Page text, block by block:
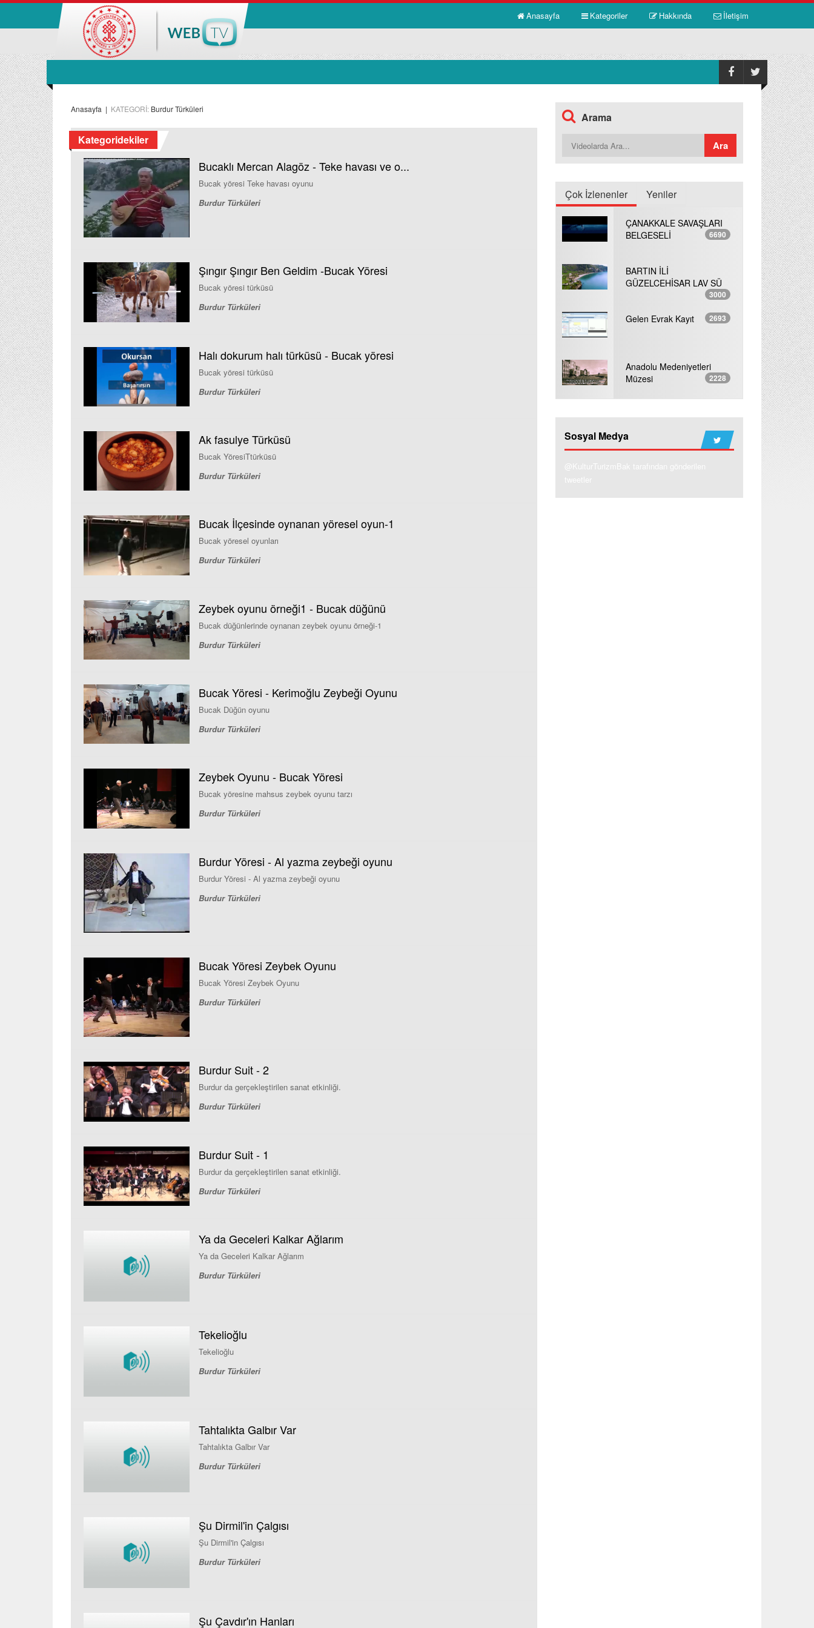
İletişim
Hakkında
Kategoriler
Anasayfa
Anasayfa | KATEGORİ: Burdur Türküleri
Kategoridekiler
Bucaklı Mercan Alagöz - Teke havası ve o...
Bucak yöresi Teke havası oyunu
Burdur Türküleri
Şıngır Şıngır Ben Geldim -Bucak Yöresi
Bucak yöresi türküsü
Burdur Türküleri
Halı dokurum halı türküsü - Bucak yöresi
Bucak yöresi türküsü
Burdur Türküleri
Ak fasulye Türküsü
Bucak YöresiTtürküsü
Burdur Türküleri
Bucak İlçesinde oynanan yöresel oyun-1
Bucak yöresel oyunları
Burdur Türküleri
Zeybek oyunu örneği1 - Bucak düğünü
Bucak düğünlerinde oynanan zeybek oyunu örneği-1
Burdur Türküleri
Bucak Yöresi - Kerimoğlu Zeybeği Oyunu
Bucak Düğün oyunu
Burdur Türküleri
Zeybek Oyunu - Bucak Yöresi
Bucak yöresine mahsus zeybek oyunu tarzı
Burdur Türküleri
Burdur Yöresi - Al yazma zeybeği oyunu
Burdur Yöresi - Al yazma zeybeği oyunu
Burdur Türküleri
Bucak Yöresi Zeybek Oyunu
Bucak Yöresi Zeybek Oyunu
Burdur Türküleri
Burdur Suit - 2
Burdur da gerçekleştirilen sanat etkinliği.
Burdur Türküleri
Burdur Suit - 1
Burdur da gerçekleştirilen sanat etkinliği.
Burdur Türküleri
Ya da Geceleri Kalkar Ağlarım
Ya da Geceleri Kalkar Ağlarım
Burdur Türküleri
Tekelioğlu
Tekelioğlu
Burdur Türküleri
Tahtalıkta Galbır Var
Tahtalıkta Galbır Var
Burdur Türküleri
Şu Dirmil'in Çalgısı
Şu Dirmil'in Çalgısı
Burdur Türküleri
Şu Çavdır'ın Hanları
Arama
Çok İzlenenler Yeniler
ÇANAKKALE SAVAŞLARI
BELGESELİ
6690
BARTIN İLİ
GÜZELCEHİSAR LAV SÜ
3000
Gelen Evrak Kayıt 2693
Anadolu Medeniyetleri
Müzesi
2228
Sosyal Medya
@KulturTurizmBak tarafından gönderilen
tweetler